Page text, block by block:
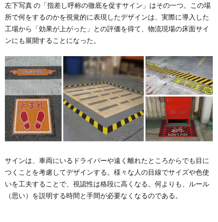
左下写真 の「指差し呼称の徹底を促すサイン」はその一つ。この場
所で何をするのかを視覚的に表現したデザインは、実際に導入した
工場から「効果が上がった」との評価を得て、物流現場の床面サイ
ンにも展開することになった。
サインは、車両にいるドライバーや遠く離れたところからでも目に
つくことを考慮してデザインする。様々な人の目線でサイズや色使
いを工夫することで、視認性は格段に高くなる。何よりも、ルール
（思い）を説明する時間と手間が必要なくなるのである。